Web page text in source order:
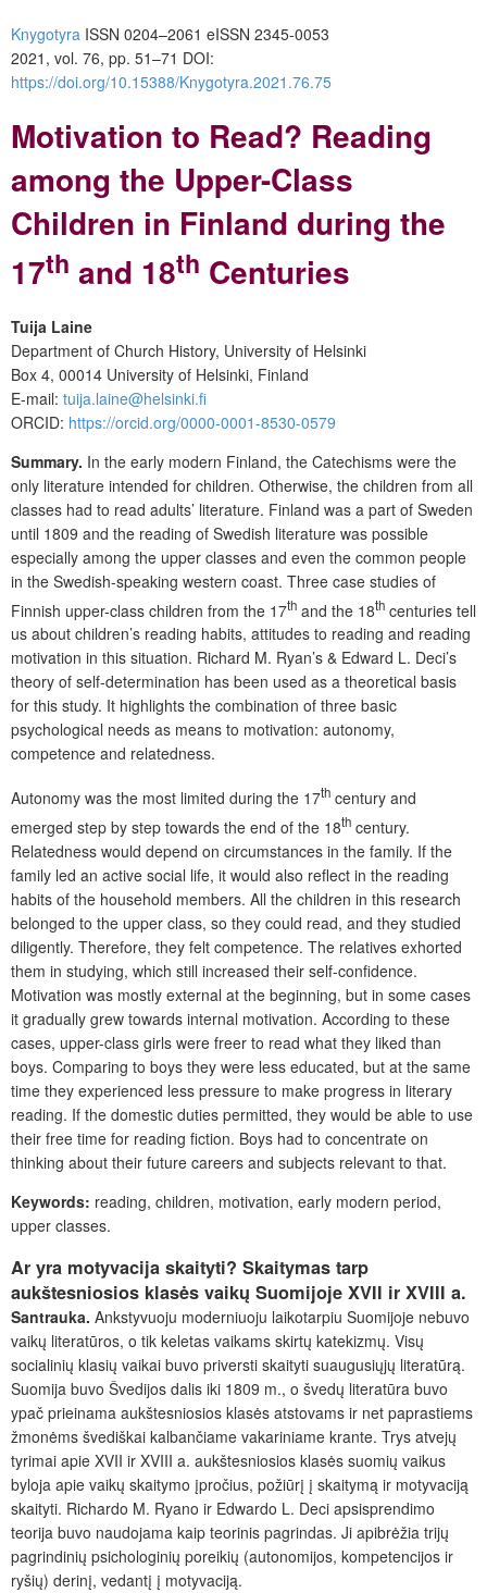
Knygotyra ISSN 0204–2061 eISSN 2345-0053
2021, vol. 76, pp. 51–71 DOI:
https://doi.org/10.15388/Knygotyra.2021.76.75
Motivation to Read? Reading
among the Upper-Class
Children in Finland during the
17th and 18th Centuries
Tuija Laine
Department of Church History, University of Helsinki
Box 4, 00014 University of Helsinki, Finland
E-mail: tuija.laine@helsinki.fi
ORCID: https://orcid.org/0000-0001-8530-0579
Summary. In the early modern Finland, the Catechisms were the
only literature intended for children. Otherwise, the children from all
classes had to read adults’ literature. Finland was a part of Sweden
until 1809 and the reading of Swedish literature was possible
especially among the upper classes and even the common people
in the Swedish-speaking western coast. Three case studies of
Finnish upper-class children from the 17th and the 18th centuries tell
us about children’s reading habits, attitudes to reading and reading
motivation in this situation. Richard M. Ryan’s & Edward L. Deci’s
theory of self-determination has been used as a theoretical basis
for this study. It highlights the combination of three basic
psychological needs as means to motivation: autonomy,
competence and relatedness.
Autonomy was the most limited during the 17th century and
emerged step by step towards the end of the 18th century.
Relatedness would depend on circumstances in the family. If the
family led an active social life, it would also reflect in the reading
habits of the household members. All the children in this research
belonged to the upper class, so they could read, and they studied
diligently. Therefore, they felt competence. The relatives exhorted
them in studying, which still increased their self-confidence.
Motivation was mostly external at the beginning, but in some cases
it gradually grew towards internal motivation. According to these
cases, upper-class girls were freer to read what they liked than
boys. Comparing to boys they were less educated, but at the same
time they experienced less pressure to make progress in literary
reading. If the domestic duties permitted, they would be able to use
their free time for reading fiction. Boys had to concentrate on
thinking about their future careers and subjects relevant to that.
Keywords: reading, children, motivation, early modern period,
upper classes.
Ar yra motyvacija skaityti? Skaitymas tarp
aukštesniosios klasės vaikų Suomijoje XVII ir XVIII a.
Santrauka. Ankstyvuoju moderniuoju laikotarpiu Suomijoje nebuvo
vaikų literatūros, o tik keletas vaikams skirtų katekizmų. Visų
socialinių klasių vaikai buvo priversti skaityti suaugusiųjų literatūrą.
Suomija buvo Švedijos dalis iki 1809 m., o švedų literatūra buvo
ypač prieinama aukštesniosios klasės atstovams ir net paprastiems
žmonėms švediškai kalbančiame vakariniame krante. Trys atvejų
tyrimai apie XVII ir XVIII a. aukštesniosios klasės suomių vaikus
byloja apie vaikų skaitymo įpročius, požiūrį į skaitymą ir motyvaciją
skaityti. Richardo M. Ryano ir Edwardo L. Deci apsisprendimo
teorija buvo naudojama kaip teorinis pagrindas. Ji apibrėžia trijų
pagrindinių psichologinių poreikių (autonomijos, kompetencijos ir
ryšių) derinį, vedantį į motyvaciją.